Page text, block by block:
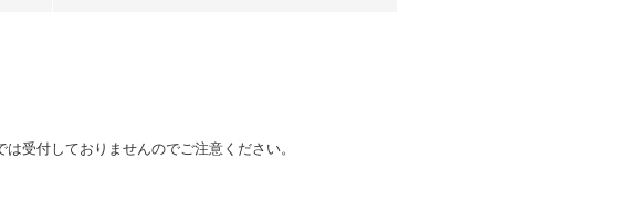
受付しておりませんのでご注意ください。